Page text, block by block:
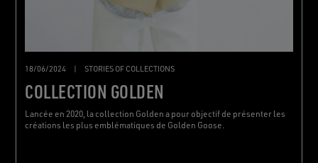
18/06/2024 STORIES OF COLLECTIONS
COLLECTION GOLDEN
Lancée en 2020, la collection Golden a pour objectif de présenter les
créations les plus emblématiques de Golden Goose.